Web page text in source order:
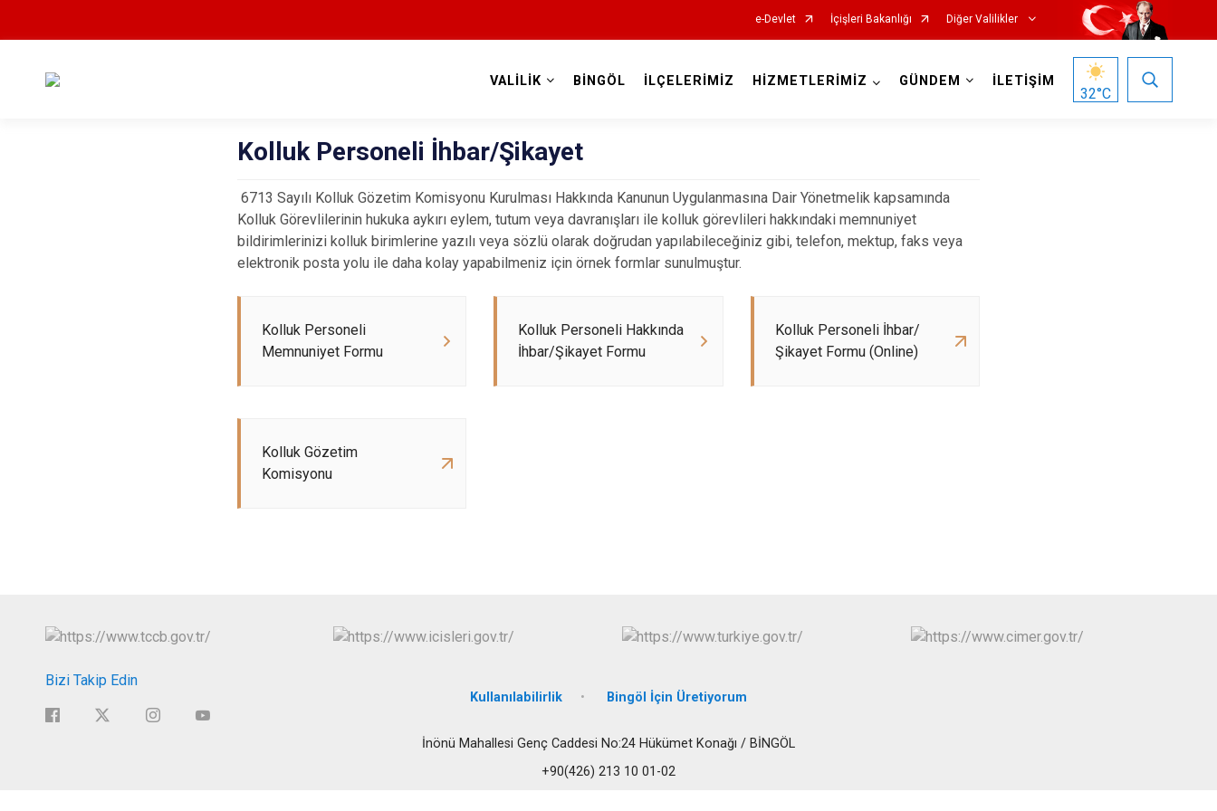
e-Devlet İçişleri Bakanlığı Diğer Valilikler
VALİLİK BİNGÖL İLÇELERİMİZ HİZMETLERİMİZ GÜNDEM İLETİŞİM
32°C
Kolluk Personeli İhbar/Şikayet
6713 Sayılı Kolluk Gözetim Komisyonu Kurulması Hakkında Kanunun Uygulanmasına Dair Yönetmelik kapsamında
Kolluk Görevlilerinin hukuka aykırı eylem, tutum veya davranışları ile kolluk görevlileri hakkındaki memnuniyet
bildirimlerinizi kolluk birimlerine yazılı veya sözlü olarak doğrudan yapılabileceğiniz gibi, telefon, mektup, faks veya
elektronik posta yolu ile daha kolay yapabilmeniz için örnek formlar sunulmuştur.
Kolluk Personeli
Memnuniyet Formu
Kolluk Personeli Hakkında
İhbar/Şikayet Formu
Kolluk Personeli İhbar/
Şikayet Formu (Online)
Kolluk Gözetim
Komisyonu
Bizi Takip Edin
Kullanılabilirlik Bingöl İçin Üretiyorum
İnönü Mahallesi Genç Caddesi No:24 Hükümet Konağı / BİNGÖL
+90(426) 213 10 01-02